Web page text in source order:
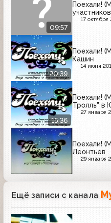
09:57
Поехали!
17 октября
20:39
Поехали!
Кашин
14 июня
15:36
Поехали!
Тролль" в
27 января
Поехали!
Леонтьев
29 января
Ещё записи с канала